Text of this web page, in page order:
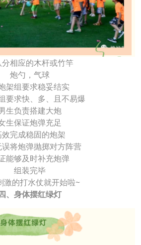
相应的木杆或竹竿
炮勺，气球
架组要求稳妥结实
要求快、多、且不易爆
生负责搭建大炮
生保证炮弹充足
效完成稳固的炮架
将炮弹抛掷对方阵营
能够及时补充炮弹
组装完毕
激的打水仗就开始啦~
、身体摆红绿灯